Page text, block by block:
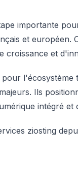
importante
et
croissance et
Ils
intégré et
ziosting